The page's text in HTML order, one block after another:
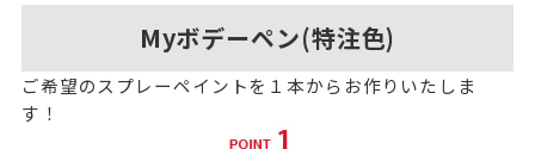
Myボデーペン(特注色)
ご希望のスプレーペイントを１本からお作りいたしま
す！